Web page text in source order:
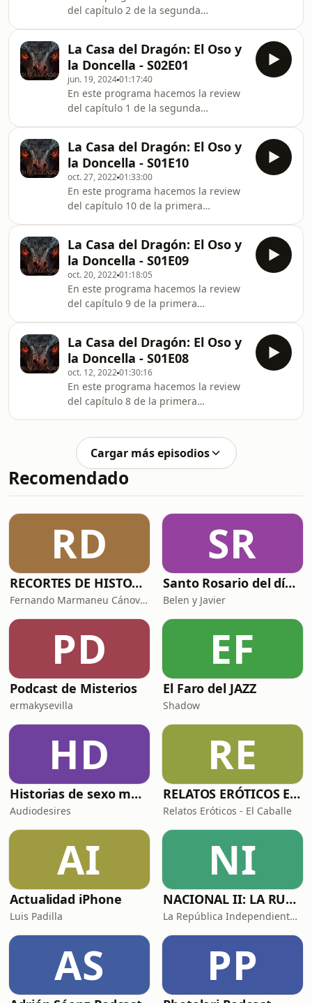
del capítulo 2 de la segunda
en https://elosoyladoncella.com
facebook.es/elosoyladoncella
podcast@elosoyladoncella.com
@osoydoncellapod
La Casa del Dragón: El Oso y
la Doncella - S02E01
jun. 19, 202401:17:40
En este programa hacemos la review
del capítulo 1 de la segunda
https://elosoyladoncella.com
facebook.es/elosoyladoncella
podcast@elosoyladoncella.com
@osoydoncellapod
La Casa del Dragón: El Oso y
la Doncella - S01E10
oct. 27, 202201:33:00
En este programa hacemos la review
del capítulo 10 de la primera
https://elosoyladoncella.com
facebook.es/elosoyladoncella
podcast@elosoyladoncella.com
@osoydoncellapod
La Casa del Dragón: El Oso y
la Doncella - S01E09
oct. 20, 202201:18:05
En este programa hacemos la review
del capítulo 9 de la primera
Gaff por su participación. Siguenos en
https://elosoyladoncella.com
facebook.es/elosoyladoncella
podcast@elosoyladoncella.com
@osoydoncellapod
La Casa del Dragón: El Oso y
la Doncella - S01E08
oct. 12, 202201:30:16
En este programa hacemos la review
del capítulo 8 de la primera
Gracias a Karvala por su participación
y os recomendamos su podcast Hasta
aquí puedo ver. Recordad que si
queréis colaborar con la serie
https://www.goteo.org/project/la-
ultima-oportunidad-azken-aukera
Cargar más episodios
Recomendado
RD
RECORTES DE HISTORIA Y CIENCIA
Fernando Marmaneu Cánovas
SR
Santo Rosario del día. 🙏 Reza con nosotros en castellano 🇪🇸
Belen y Javier
PD
Podcast de Misterios
ermakysevilla
EF
El Faro del JAZZ
Shadow
HD
Historias de sexo muy intensas y calientes
Audiodesires
RE
RELATOS ERÓTICOS El Caballero Oscuro
Relatos Eróticos - El Caballe
AI
Actualidad iPhone
Luis Padilla
NI
NACIONAL II: LA RUTA DEL EXILIO
La República Independiente de la Radio
AS PP